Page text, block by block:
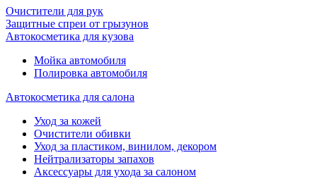
Очистители для рук
Защитные спреи от грызунов
Автокосметика для кузова
Мойка автомобиля
Полировка автомобиля
Автокосметика для салона
Уход за кожей
Очистители обивки
Уход за пластиком, винилом, декором
Нейтрализаторы запахов
Аксессуары для ухода за салоном